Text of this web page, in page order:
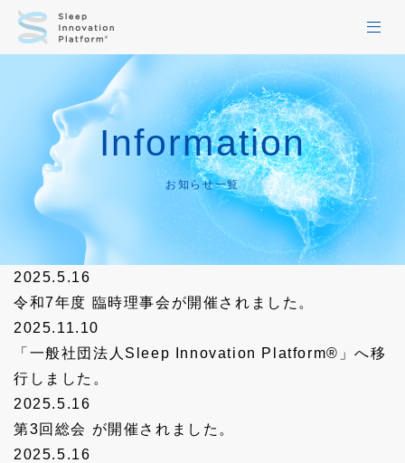
HOME
お知らせ一覧
活動レポート一覧
コラム
当会について
WG1
WG2
会員一覧
Information
お知らせ一覧
2025.5.16
令和7年度 臨時理事会が開催されました。
2025.11.10
「一般社団法人Sleep Innovation Platform®」へ移
行しました。
2025.5.16
第3回総会 が開催されました。
2025.5.16